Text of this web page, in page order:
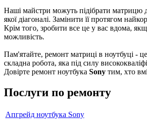
Наші майстри можуть підібрати матрицю
якої діагоналі. Замінити її протягом
Крім того, зробити все це у вас вдома,
можливість.
Пам'ятайте, ремонт матриці в ноутбуці -
складна робота, яка під силу
Довірте ремонт ноутбука Sony тим, хто
Послуги по ремонту
Апгрейд ноутбука Sony